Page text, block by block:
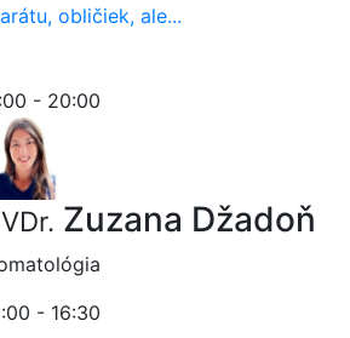
obličiek, ale...
- 20:00
Zuzana Džadoň
- 16:30